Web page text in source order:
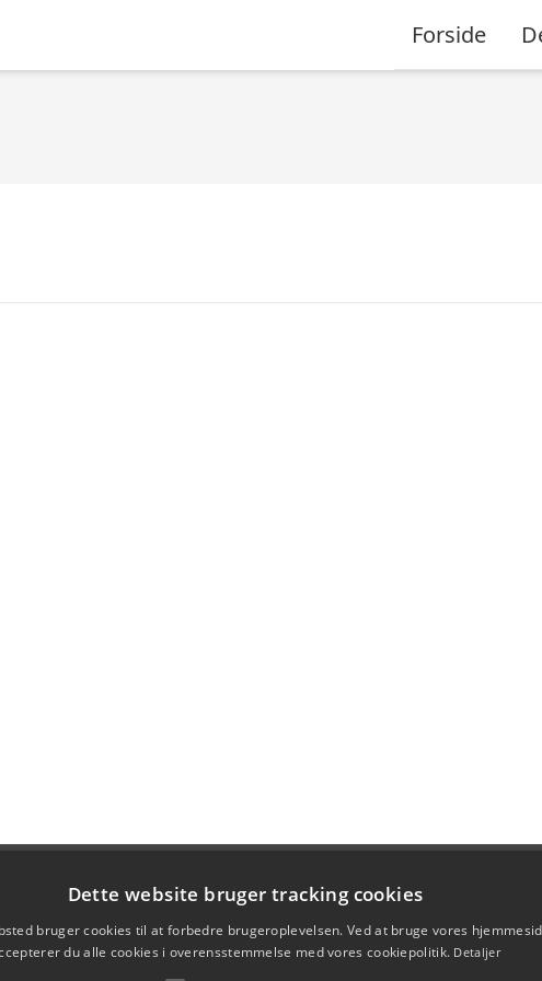
Forside
Dette website bruger tracking cookies
bruger cookies til at forbedre brugeroplevelsen. Ved at bruge vores
du alle cookies i overensstemmelse med vores cookiepolitik. Detaljer